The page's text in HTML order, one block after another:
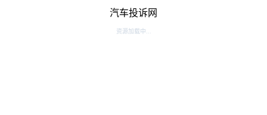
汽车投诉网
资源加载中...